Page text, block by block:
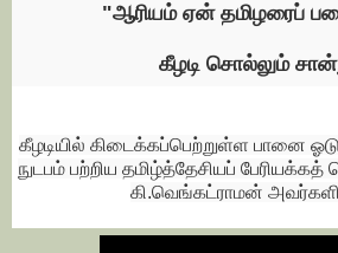
"ஆரியம் ஏன் தமிழரைப்
கீழடி சொல்லும்
கீழடியில் கிடைக்கப்பெற்றுள்ள பானை
நுடபம் பற்றிய தமிழ்த்தேசியப்
கி.வெங்கட்ராமன்